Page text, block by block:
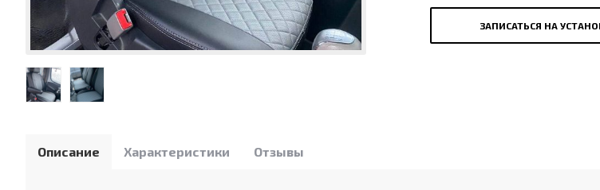
ЗАПИСАТЬСЯ НА
Описание Характеристики Отзывы